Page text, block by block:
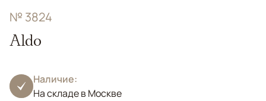
№ 3824
Aldo
Наличие:
На складе в Москве